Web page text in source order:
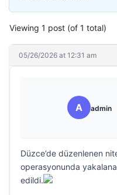
Viewing 1 post (of 1 total)
05/26/2026 at 12:31 am
A admin
Düzce’de düzenlenen
operasyonunda
edildi.